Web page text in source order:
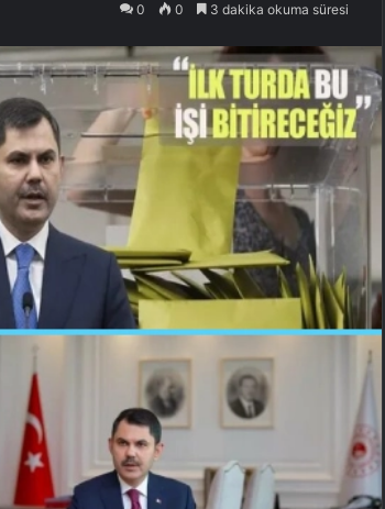
0 0 3 dakika okuma süresi